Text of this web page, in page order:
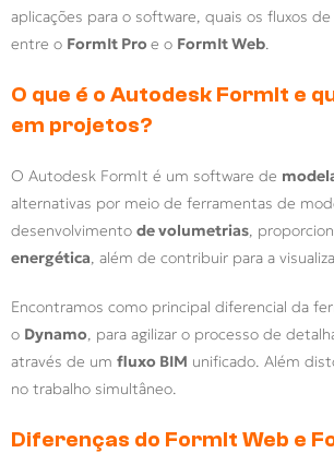
aplicações para o software, quais os fluxos
entre o FormIt Proe o FormIt Web.
O que é o Autodesk FormIt e
em projetos?
O Autodesk FormIt é um software de
alternativas por meio de ferramentas de
desenvolvimento de volumetrias,
energética, além de contribuir para a
Encontramos como principal diferencial da
o Dynamo, para agilizar o processo de
através de um fluxo BIM unificado. Além
no trabalho simultâneo.
Diferenças do FormIt Web e